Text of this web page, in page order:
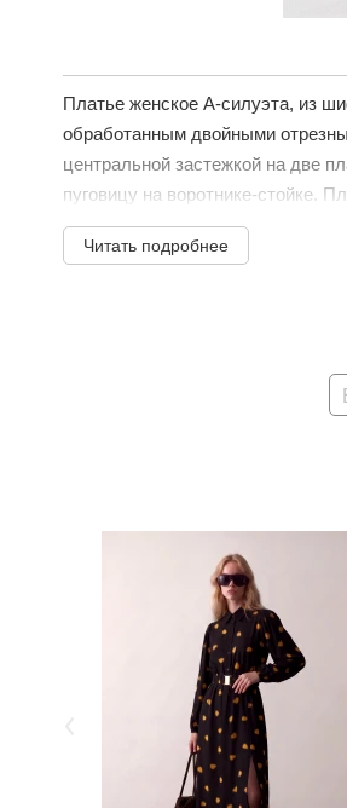
Платье женское А-силуэта, из
обработанным двойными
центральной застежкой на две
пуговицу на воротнике-стойке.
Читать подробнее